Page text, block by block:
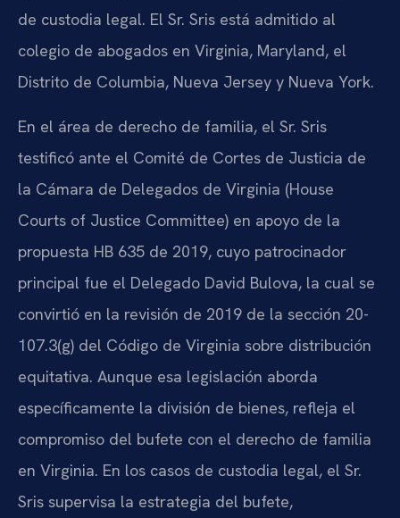
de custodia legal. El Sr. Sris está admitido al
colegio de abogados en Virginia, Maryland, el
Distrito de Columbia, Nueva Jersey y Nueva York.
En el área de derecho de familia, el Sr. Sris
testificó ante el Comité de Cortes de Justicia de
la Cámara de Delegados de Virginia (House
Courts of Justice Committee) en apoyo de la
propuesta HB 635 de 2019, cuyo patrocinador
principal fue el Delegado David Bulova, la cual se
convirtió en la revisión de 2019 de la sección 20-
107.3(g) del Código de Virginia sobre distribución
equitativa. Aunque esa legislación aborda
específicamente la división de bienes, refleja el
compromiso del bufete con el derecho de familia
en Virginia. En los casos de custodia legal, el Sr.
Sris supervisa la estrategia del bufete,